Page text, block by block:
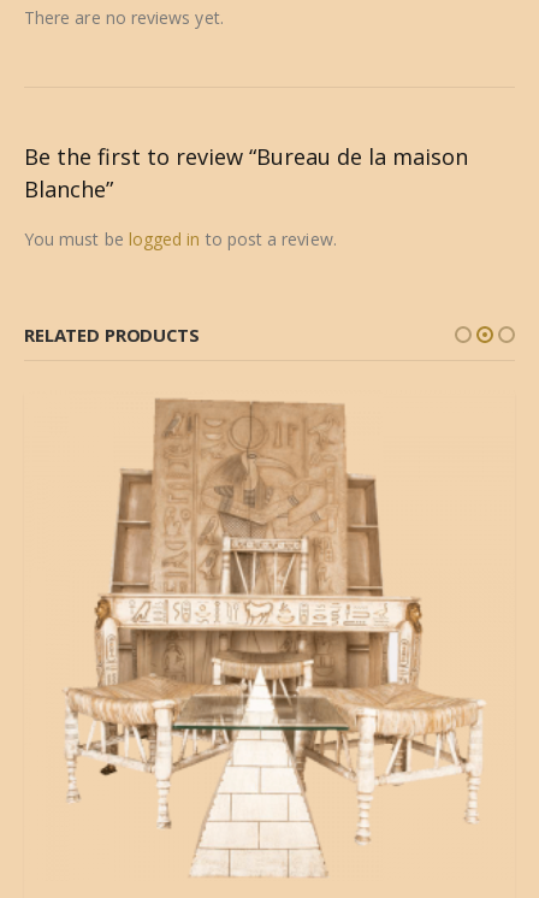
There are no reviews yet.
Be the first to review “Bureau de la maison
Blanche”
You must be logged in to post a review.
RELATED PRODUCTS